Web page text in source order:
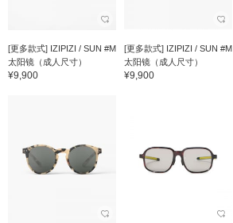
[更多款式] IZIPIZI / SUN #M
太阳镜（成人尺寸）
¥9,900
[更多款式] IZIPIZI / SUN #M
太阳镜（成人尺寸）
¥9,900